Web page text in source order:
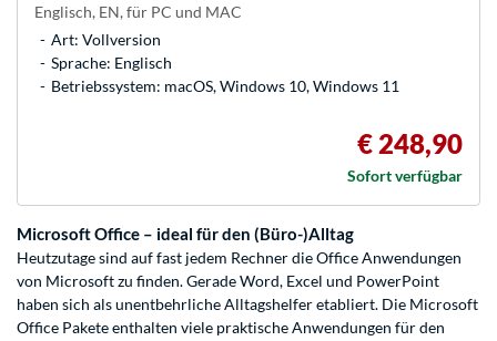
Englisch, EN, für PC und MAC
Art: Vollversion
Sprache: Englisch
Betriebssystem: macOS, Windows 10, Windows 11
€ 248,90
Sofort verfügbar
Microsoft Office – ideal für den (Büro-)Alltag
Heutzutage sind auf fast jedem Rechner die Office Anwendungen
von Microsoft zu finden. Gerade Word, Excel und PowerPoint
haben sich als unentbehrliche Alltagshelfer etabliert. Die Microsoft
Office Pakete enthalten viele praktische Anwendungen für den